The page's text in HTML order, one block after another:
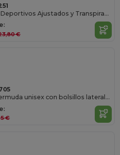
Leggings Deportivos Ajustados y Transpirables
€
SPORT Bermuda unisex con bolsillos laterales y cinturilla elástica con cordón ajustable
€